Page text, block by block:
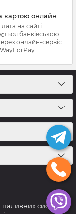
картою онлайн
на сайті
банківською
онлайн-сервіс
WayForPay
паливних систем.